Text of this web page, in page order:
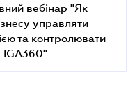
вебінар "Як
управляти
та контролювати